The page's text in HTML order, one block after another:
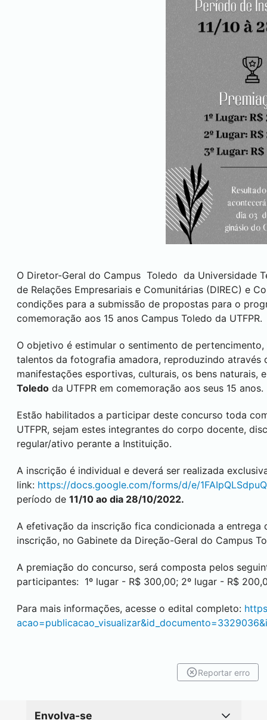
O Diretor-Geral do Campus Toledo da Universidade
de Relações Empresariais e Comunitárias (DIREC) e
condições para a submissão de propostas para o
comemoração aos 15 anos Campus Toledo da UTFPR.
O objetivo é estimular o sentimento de
talentos da fotografia amadora, reproduzindo
manifestações esportivas, culturais, os bens naturais,
Toledo da UTFPR em comemoração aos seus 15 anos.
Estão habilitados a participar deste concurso toda
UTFPR, sejam estes integrantes do corpo docente,
regular/ativo perante a Instituição.
A inscrição é individual e deverá ser realizada
link: https://docs.google.com/forms/d/e/
período de 11/10 ao dia 28/10/2022.
A efetivação da inscrição fica condicionada a entrega
inscrição, no Gabinete da Direção-Geral do Campus
A premiação do concurso, será composta pelos
participantes: 1º lugar - R$ 300,00; 2º lugar - R$
Para mais informações, acesse o edital completo:
Reportar erro
Envolva-se